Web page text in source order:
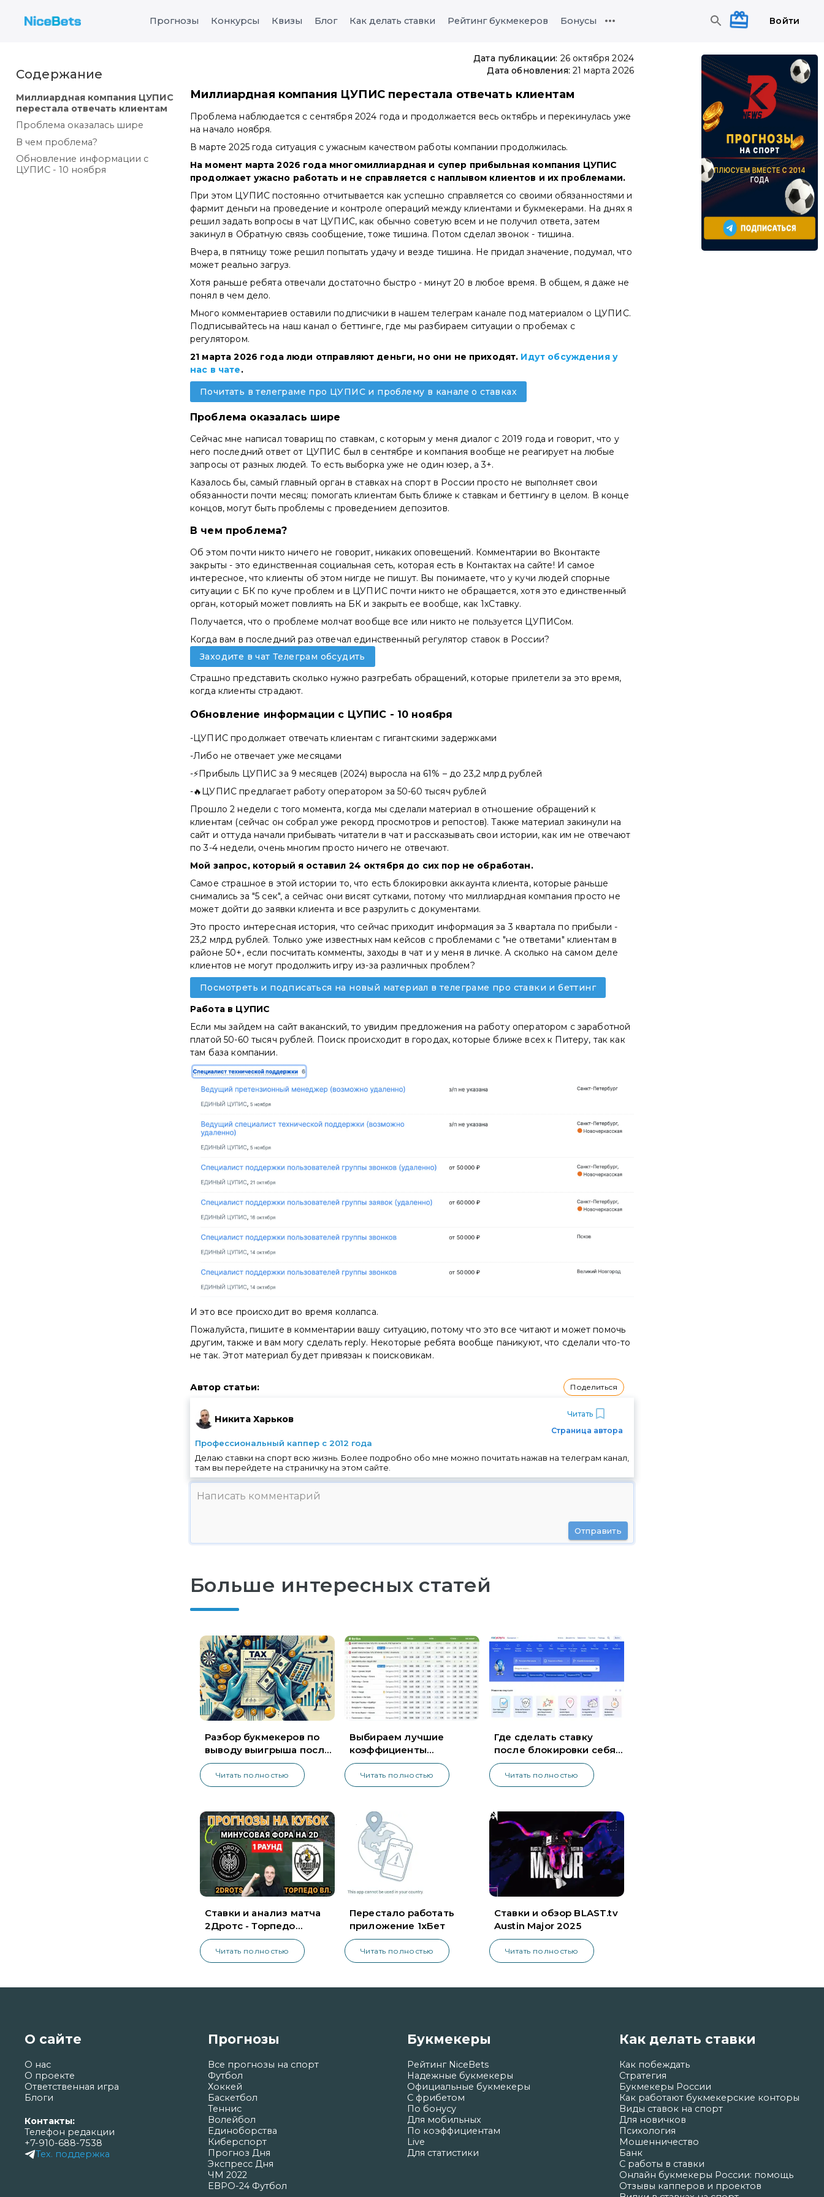
Прогнозы Конкурсы Квизы Блог Как делать ставки Рейтинг букмекеров Бонусы Войти
Содержание
Миллиардная компания ЦУПИС
перестала отвечать клиентам
Проблема оказалась шире
В чем проблема?
Обновление информации с
ЦУПИС - 10 ноября
Дата публикации: 26 октября 2024
Дата обновления: 21 марта 2026
Миллиардная компания ЦУПИС перестала отвечать клиентам
Проблема наблюдается с сентября 2024 года и продолжается весь октябрь и перекинулась уже
на начало ноября.
В марте 2025 года ситуация с ужасным качеством работы компании продолжилась.
На момент марта 2026 года многомиллиардная и супер прибыльная компания ЦУПИС
продолжает ужасно работать и не справляется с наплывом клиентов и их проблемами.
При этом ЦУПИС постоянно отчитывается как успешно справляется со своими обязанностями и
фармит деньги на проведение и контроле операций между клиентами и букмекерами. На днях я
решил задать вопросы в чат ЦУПИС, как обычно советую всем и не получил ответа, затем
закинул в Обратную связь сообщение, тоже тишина. Потом сделал звонок - тишина.
Вчера, в пятницу тоже решил попытать удачу и везде тишина. Не придал значение, подумал, что
может реально загруз.
Хотя раньше ребята отвечали достаточно быстро - минут 20 в любое время. В общем, я даже не
понял в чем дело.
Много комментариев оставили подписчики в нашем телеграм канале под материалом о ЦУПИС.
Подписывайтесь на наш канал о беттинге, где мы разбираем ситуации о пробемах с
регулятором.
21 марта 2026 года люди отправляют деньги, но они не приходят. Идут обсуждения у
нас в чате.
Почитать в телеграме про ЦУПИС и проблему в канале о ставках
Проблема оказалась шире
Сейчас мне написал товарищ по ставкам, с которым у меня диалог с 2019 года и говорит, что у
него последний ответ от ЦУПИС был в сентябре и компания вообще не реагирует на любые
запросы от разных людей. То есть выборка уже не один юзер, а 3+.
Казалось бы, самый главный орган в ставках на спорт в России просто не выполняет свои
обязанности почти месяц: помогать клиентам быть ближе к ставкам и беттингу в целом. В конце
концов, могут быть проблемы с проведением депозитов.
В чем проблема?
Об этом почти никто ничего не говорит, никаких оповещений. Комментарии во Вконтакте
закрыты - это единственная социальная сеть, которая есть в Контактах на сайте! И самое
интересное, что клиенты об этом нигде не пишут. Вы понимаете, что у кучи людей спорные
ситуации с БК по куче проблем и в ЦУПИС почти никто не обращается, хотя это единственный
орган, который может повлиять на БК и закрыть ее вообще, как 1хСтавку.
Получается, что о проблеме молчат вообще все или никто не пользуется ЦУПИСом.
Когда вам в последний раз отвечал единственный регулятор ставок в России?
Заходите в чат Телеграм обсудить
Страшно представить сколько нужно разгребать обращений, которые прилетели за это время,
когда клиенты страдают.
Обновление информации с ЦУПИС - 10 ноября
-ЦУПИС продолжает отвечать клиентам с гигантскими задержками
-Либо не отвечает уже месяцами
-⚡️Прибыль ЦУПИС за 9 месяцев (2024) выросла на 61% – до 23,2 млрд рублей
-🔥ЦУПИС предлагает работу оператором за 50-60 тысяч рублей
Прошло 2 недели с того момента, когда мы сделали материал в отношение обращений к
клиентам (сейчас он собрал уже рекорд просмотров и репостов). Также материал закинули на
сайт и оттуда начали прибывать читатели в чат и рассказывать свои истории, как им не отвечают
по 3-4 недели, очень многим просто ничего не отвечают.
Мой запрос, который я оставил 24 октября до сих пор не обработан.
Самое страшное в этой истории то, что есть блокировки аккаунта клиента, которые раньше
снимались за "5 сек", а сейчас они висят сутками, потому что миллиардная компания просто не
может дойти до заявки клиента и все разрулить с документами.
Это просто интересная история, что сейчас приходит информация за 3 квартала по прибыли -
23,2 млрд рублей. Только уже известных нам кейсов с проблемами с "не ответами" клиентам в
районе 50+, если посчитать комменты, заходы в чат и у меня в личке. А сколько на самом деле
клиентов не могут продолжить игру из-за различных проблем?
Посмотреть и подписаться на новый материал в телеграме про ставки и беттинг
Работа в ЦУПИС
Если мы зайдем на сайт ваканский, то увидим предложения на работу оператором с заработной
платой 50-60 тысяч рублей. Поиск происходит в городах, которые ближе всех к Питеру, так как
там база компании.
И это все происходит во время коллапса.
Пожалуйста, пишите в комментарии вашу ситуацию, потому что это все читают и может помочь
другим, также и вам могу сделать reply. Некоторые ребята вообще паникуют, что сделали что-то
не так. Этот материал будет привязан к поисковикам.
Автор статьи: Поделиться
Никита Харьков
Читать
Страница автора
Профессиональный каппер с 2012 года
Делаю ставки на спорт всю жизнь. Более подробно обо мне можно почитать нажав на телеграм канал,
там вы перейдете на страничку на этом сайте.
Отправить
Больше интересных статей
Разбор букмекеров по
выводу выигрыша после
налогов
Читать полностью
Выбираем лучшие
коэффициенты
букмекеров России
Читать полностью
Где сделать ставку
после блокировки себя
на Госуслугах
Читать полностью
Ставки и анализ матча
2Дротс - Торпедо
Владимир
Читать полностью
Перестало работать
приложение 1хБет
Читать полностью
Ставки и обзор BLAST.tv
Austin Major 2025
Читать полностью
О сайте
О нас
О проекте
Ответственная игра
Блоги
Контакты:
Телефон редакции
+7-910-688-7538
Тех. поддержка
Прогнозы
Все прогнозы на спорт
Футбол
Хоккей
Баскетбол
Теннис
Волейбол
Единоборства
Киберспорт
Прогноз Дня
Экспресс Дня
ЧМ 2022
ЕВРО-24 Футбол
Букмекеры
Рейтинг NiceBets
Надежные букмекеры
Официальные букмекеры
С фрибетом
По бонусу
Для мобильных
По коэффициентам
Live
Для статистики
Как делать ставки
Как побеждать
Стратегия
Букмекеры России
Как работают букмекерские конторы
Виды ставок на спорт
Для новичков
Психология
Мошенничество
Банк
С работы в ставки
Онлайн букмекеры России: помощь
Отзывы капперов и проектов